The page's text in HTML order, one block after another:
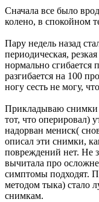
Сначала все было
колено, в спокойном
Пару недель назад
периодическая,
нормально сгибается
разгибается на 100
ногу сесть не могу,
Прикладываю снимки
тот, что оперировал)
надорван мениск(
описал эти снимки,
повреждений нет. Не
вычитала про
симптомы подходят.
методом тыка) стало
снимкам.